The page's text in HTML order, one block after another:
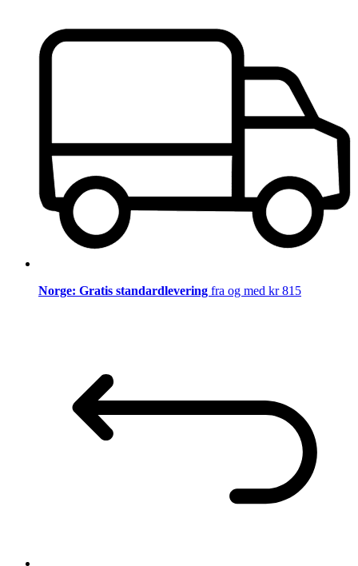
Norge: Gratis standardlevering fra og med kr 815